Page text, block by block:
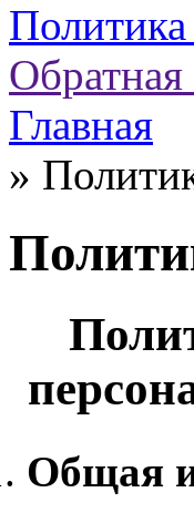
Обратная
Главная
»
Общая